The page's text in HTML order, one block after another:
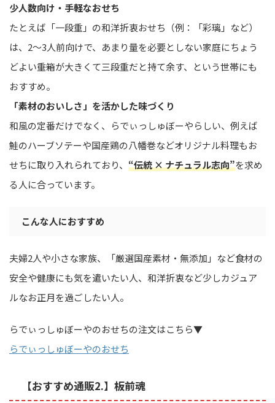
少人数向け・手軽なおせち
たとえば「一段重」の和洋折衷おせち（例：「彩璃」など）
は、2〜3人前向けで、あまり量を必要としない家庭にちょう
どよい――重箱が大きくて三段重だと持て余す、という世帯にも
おすすめ。
「素材のおいしさ」を活かした味づくり
和風の定番だけでなく、らでぃっしゅぼーやらしい、例えば
鮭のハーブソテーや国産鶏の八幡巻などオリジナル料理もお
せちに取り入れられており、 “伝統 × ナチュラル志向”を求め
る人に合っています。
こんな人におすすめ
夫婦2人や小さな家族、「厳選国産素材・無添加」など食材の
安全や健康にも気を遣いたい人、和洋折衷など少しカジュア
ルなお正月を過ごしたい人。
らでぃっしゅぼーやのおせちの注文はこちら▼
らでぃっしゅぼーやのおせち
【おすすめ通販2.】板前魂